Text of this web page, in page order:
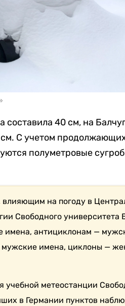
составила 40 см, на
С учетом
полуметровые
на погоду в
Свободного университета
антициклонам —
имена, циклоны —
учебной метеостанции
в Германии пунктов